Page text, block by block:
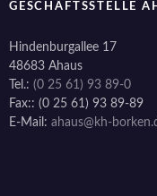
GESCHÄFTSSTELLE
Hindenburgallee 17
48683 Ahaus
Tel.: (0 25 61) 93 89-0
Fax:: (0 25 61) 93 89-89
E-Mail: ahaus@kh-